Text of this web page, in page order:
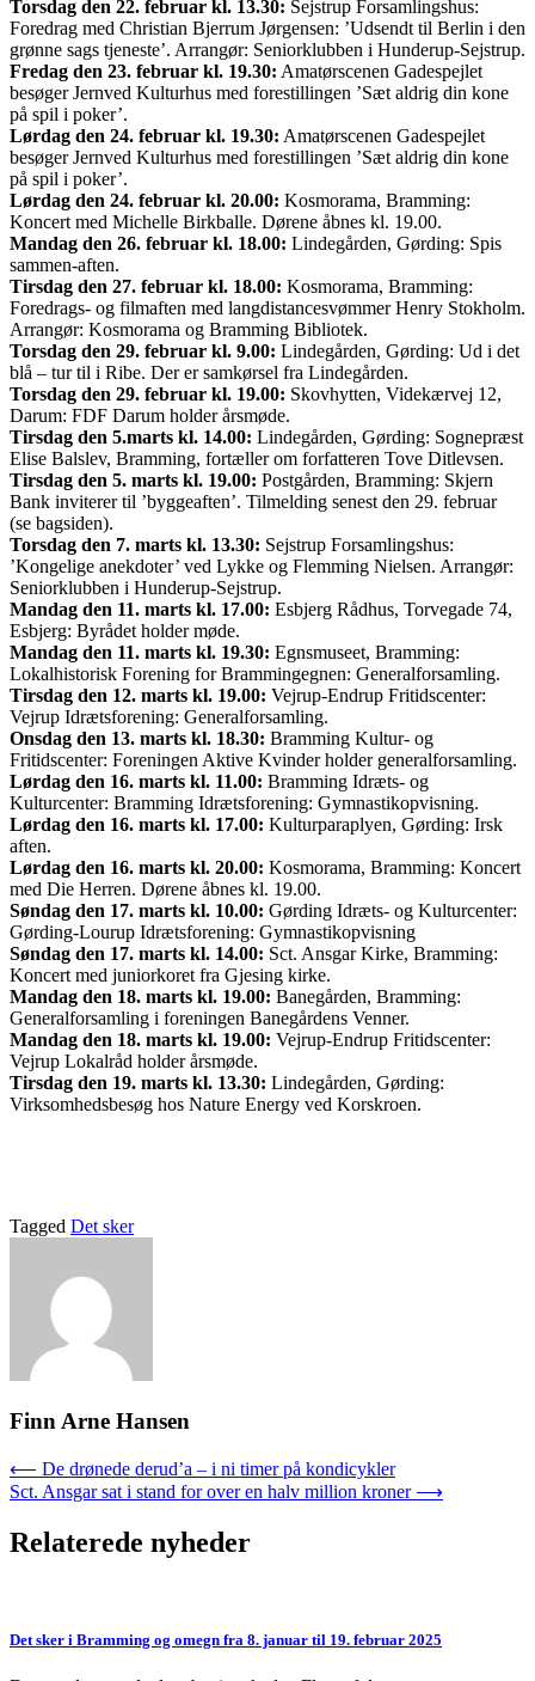
Torsdag den 22. februar kl. 13.30: Sejstrup Forsamlingshus:
Foredrag med Christian Bjerrum Jørgensen: ’Udsendt til Berlin i den
grønne sags tjeneste’. Arrangør: Seniorklubben i Hunderup-Sejstrup.
Fredag den 23. februar kl. 19.30: Amatørscenen Gadespejlet
besøger Jernved Kulturhus med forestillingen ’Sæt aldrig din kone
på spil i poker’.
Lørdag den 24. februar kl. 19.30: Amatørscenen Gadespejlet
besøger Jernved Kulturhus med forestillingen ’Sæt aldrig din kone
på spil i poker’.
Lørdag den 24. februar kl. 20.00: Kosmorama, Bramming:
Koncert med Michelle Birkballe. Dørene åbnes kl. 19.00.
Mandag den 26. februar kl. 18.00: Lindegården, Gørding: Spis
sammen-aften.
Tirsdag den 27. februar kl. 18.00: Kosmorama, Bramming:
Foredrags- og filmaften med langdistancesvømmer Henry Stokholm.
Arrangør: Kosmorama og Bramming Bibliotek.
Torsdag den 29. februar kl. 9.00: Lindegården, Gørding: Ud i det
blå – tur til i Ribe. Der er samkørsel fra Lindegården.
Torsdag den 29. februar kl. 19.00: Skovhytten, Videkærvej 12,
Darum: FDF Darum holder årsmøde.
Tirsdag den 5.marts kl. 14.00: Lindegården, Gørding: Sognepræst
Elise Balslev, Bramming, fortæller om forfatteren Tove Ditlevsen.
Tirsdag den 5. marts kl. 19.00: Postgården, Bramming: Skjern
Bank inviterer til ’byggeaften’. Tilmelding senest den 29. februar
(se bagsiden).
Torsdag den 7. marts kl. 13.30: Sejstrup Forsamlingshus:
’Kongelige anekdoter’ ved Lykke og Flemming Nielsen. Arrangør:
Seniorklubben i Hunderup-Sejstrup.
Mandag den 11. marts kl. 17.00: Esbjerg Rådhus, Torvegade 74,
Esbjerg: Byrådet holder møde.
Mandag den 11. marts kl. 19.30: Egnsmuseet, Bramming:
Lokalhistorisk Forening for Brammingegnen: Generalforsamling.
Tirsdag den 12. marts kl. 19.00: Vejrup-Endrup Fritidscenter:
Vejrup Idrætsforening: Generalforsamling.
Onsdag den 13. marts kl. 18.30: Bramming Kultur- og
Fritidscenter: Foreningen Aktive Kvinder holder generalforsamling.
Lørdag den 16. marts kl. 11.00: Bramming Idræts- og
Kulturcenter: Bramming Idrætsforening: Gymnastikopvisning.
Lørdag den 16. marts kl. 17.00: Kulturparaplyen, Gørding: Irsk
aften.
Lørdag den 16. marts kl. 20.00: Kosmorama, Bramming: Koncert
med Die Herren. Dørene åbnes kl. 19.00.
Søndag den 17. marts kl. 10.00: Gørding Idræts- og Kulturcenter:
Gørding-Lourup Idrætsforening: Gymnastikopvisning
Søndag den 17. marts kl. 14.00: Sct. Ansgar Kirke, Bramming:
Koncert med juniorkoret fra Gjesing kirke.
Mandag den 18. marts kl. 19.00: Banegården, Bramming:
Generalforsamling i foreningen Banegårdens Venner.
Mandag den 18. marts kl. 19.00: Vejrup-Endrup Fritidscenter:
Vejrup Lokalråd holder årsmøde.
Tirsdag den 19. marts kl. 13.30: Lindegården, Gørding:
Virksomhedsbesøg hos Nature Energy ved Korskroen.
Tagged Det sker
Finn Arne Hansen
Indlægsnavigation
⟵ De drønede derud’a – i ni timer på kondicykler
Sct. Ansgar sat i stand for over en halv million kroner ⟶
Relaterede nyheder
Det sker i Bramming og omegn fra 8. januar til 19. februar 2025